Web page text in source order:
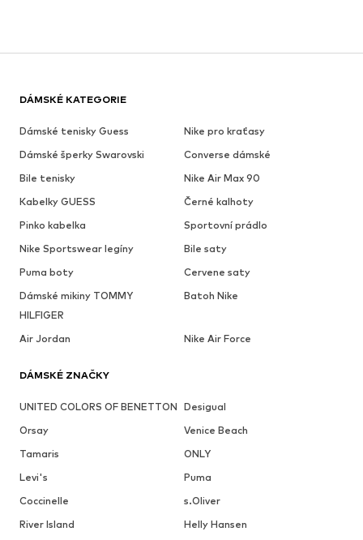
DÁMSKÉ KATEGORIE
Dámské tenisky Guess
Nike pro kraťasy
Dámské šperky Swarovski
Converse dámské
Bile tenisky
Nike Air Max 90
Kabelky GUESS
Černé kalhoty
Pinko kabelka
Sportovní prádlo
Nike Sportswear legíny
Bile saty
Puma boty
Cervene saty
Dámské mikiny TOMMY
HILFIGER
Batoh Nike
Air Jordan Nike Air Force
DÁMSKÉ ZNAČKY
UNITED COLORS OF BENETTON Desigual
Orsay
Venice Beach
Tamaris
ONLY
Levi's
Puma
Coccinelle
s.Oliver
River Island
Helly Hansen